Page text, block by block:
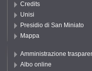
Credits
Unisi
Presidio di San Miniato
Mappa
Amministrazione
Albo online